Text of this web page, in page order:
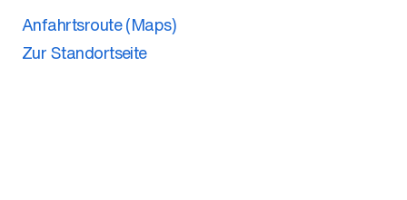
Anfahrtsroute (Maps)
Zur Standortseite